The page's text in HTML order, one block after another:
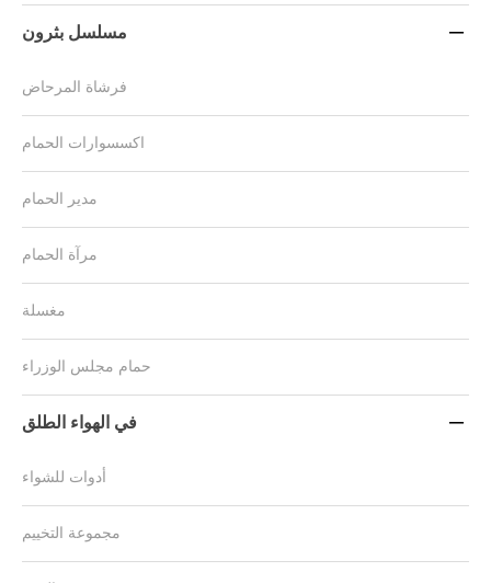
مسلسل بثرون 
فرشاة المرحاض
اكسسوارات الحمام
مدير الحمام
مرآة الحمام
مغسلة
حمام مجلس الوزراء
في الهواء الطلق 
أدوات للشواء
مجموعة التخييم